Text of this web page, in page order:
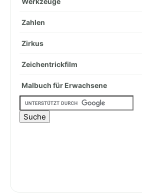
Zahlen
Zirkus
Zeichentrickfilm
Malbuch für Erwachsene